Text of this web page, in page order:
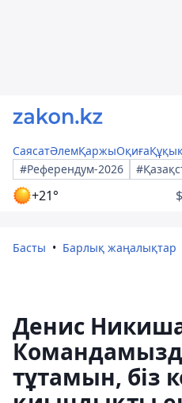
СаясатӘлемҚаржыОқиға
#Референдум-2026
+21° $
Басты Барлық жаңалықтар
Денис
тұтамын, біз